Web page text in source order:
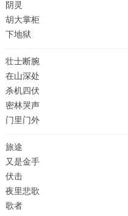
阴灵
胡大掌柜
下地狱
壮士断腕
在山深处
杀机四伏
密林哭声
门里门外
旅途
又是金手
伏击
夜里悲歌
歌者